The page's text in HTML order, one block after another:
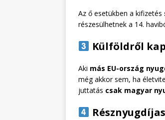
Az ő esetükben a kifizetés
részesülhetnek a 14.
Külföldről
Aki más EU-ország
még akkor sem, ha
juttatás csak magyar